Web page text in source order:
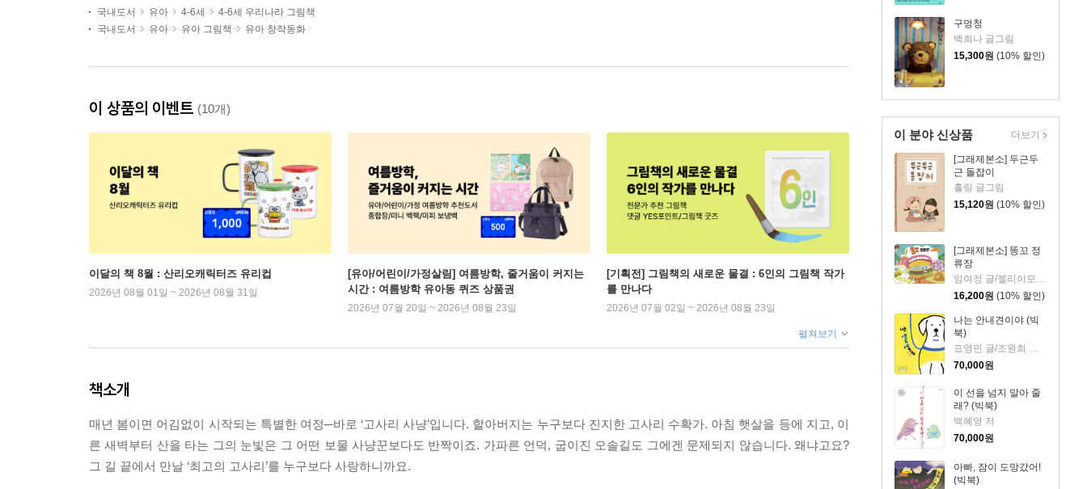
구멍청
백희나 글그림
15,300원 (10% 할인)
이 분야 신상품
[그래제본소] 두근두
근 돌잡이
홀링 글그림
15,120원 (10% 할인)
[그래제본소] 똥꼬 정
류장
16,200원 (10% 할인)
나는 안내견이야 (빅
북)
70,000원
이 선을 넘지 말아 줄
래? (빅북)
백혜영 저
70,000원
아빠, 잠이 도망갔어!
(빅북)
더보기
국내도서 유아 4-6세
4-6세 우리나라 그림책
국내도서
유아 유아 그림책 유아 창작동화
이 상품의 이벤트 (10개)
이달의 책 8월 : 산리오캐릭터즈 유리컵
2026년 08월 01일 ~ 2026년 08월 31일
[유아/어린이/가정살림] 여름방학, 줄거움이 커지는
시간 : 여름방학 유아동 퀴즈 상품권
2026년 07월 20일 ~ 2026년 08월 23일
[기획전] 그림책의 새로운 물결 : 6인의 그림책 작가
를 만나다
2026년 07월 02일 ~ 2026년 08월 23일
펼쳐보기
책소개
매년 봄이면 어김없이 시작되는 특별한 여정─바로 ‘고사리 사냥’입니다. 할아버지는 누구보다 진지한 고사리 수확가. 아침 햇살을 등에 지고, 이
른 새벽부터 산을 타는 그의 눈빛은 그 어떤 보물 사냥꾼보다도 반짝이죠. 가파른 언덕, 굽이진 오솔길도 그에겐 문제되지 않습니다. 왜냐고요?
그 길 끝에서 만날 ‘최고의 고사리’를 누구보다 사랑하니까요.